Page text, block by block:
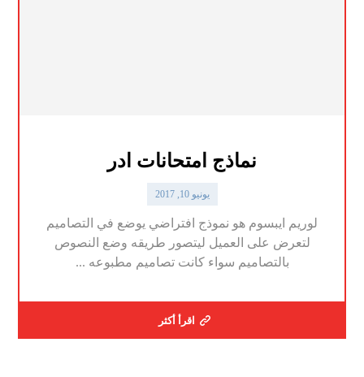
نماذج امتحانات ادر
يونيو 10, 2017
لوريم ايبسوم هو نموذج افتراضي يوضع في التصاميم
لتعرض على العميل ليتصور طريقه وضع النصوص
بالتصاميم سواء كانت تصاميم مطبوعه ...
اقرأ أكثر